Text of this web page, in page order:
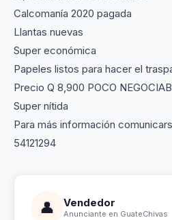
Calcomanía 2020 pagada
Llantas nuevas
Super económica
Papeles listos para hacer el
Precio Q 8,900 POCO
Super nítida
Para más información
54121294
👤 Vendedor
Anunciante en GuateChivas